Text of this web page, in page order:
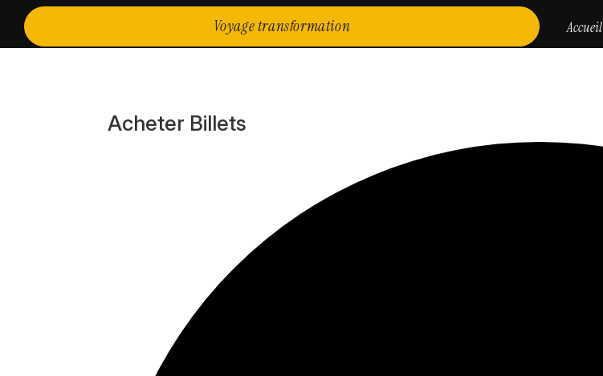
Voyage transformation Accueil
Acheter Billets